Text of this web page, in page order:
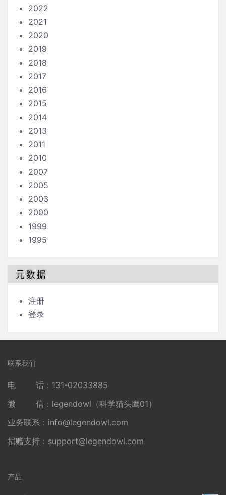
2022
2021
2020
2019
2018
2017
2016
2015
2014
2013
2011
2010
2007
2005
2003
2000
1999
1995
元数据
注册
登录
联系我们
电 话：131-02033885
微 信：legendowl（科学猫头鹰01）
业务联系： info@legendowl.com
捐赠支持： support@legendowl.com
产品